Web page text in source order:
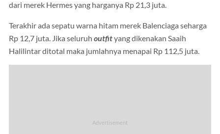
dari merek Hermes yang harganya Rp 21,3 juta.
Terakhir ada sepatu warna hitam merek Balenciaga seharga
Rp 12,7 juta. Jika seluruh outfityang dikenakan Saaih
Halilintar ditotal maka jumlahnya menapai Rp 112,5 juta.